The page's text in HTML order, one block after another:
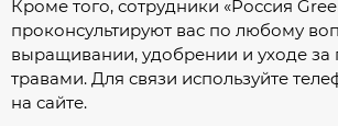
Кроме того, сотрудники «Россия
проконсультируют вас по любому
выращивании, удобрении и уходе за
травами. Для связи используйте
на сайте.